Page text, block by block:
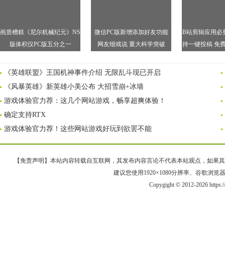
画质槽糕《尼尔机械纪元》NS
版体积仅PC版五分之一
微信PC版新增添加好友功能
网友细戏说 重大科学突破
B站剪辑应用必
持一键投稿 免
《英雄联盟》王国机神事件介绍 无限乱斗现已开启
《风暴英雄》新英雄小美公布 大招雪崩+冰墙
游戏体验官力荐：这几个网站游戏，畅享超爽体验！
确定支持RTX
游戏体验官力荐！这些网站游戏好玩到欲罢不能
【免责声明】本站内容转载自互联网，其发布内容言论不代表本站观点，如果
建议您使用1920×1080分辨率、谷歌浏览
Copygight © 2012-2026